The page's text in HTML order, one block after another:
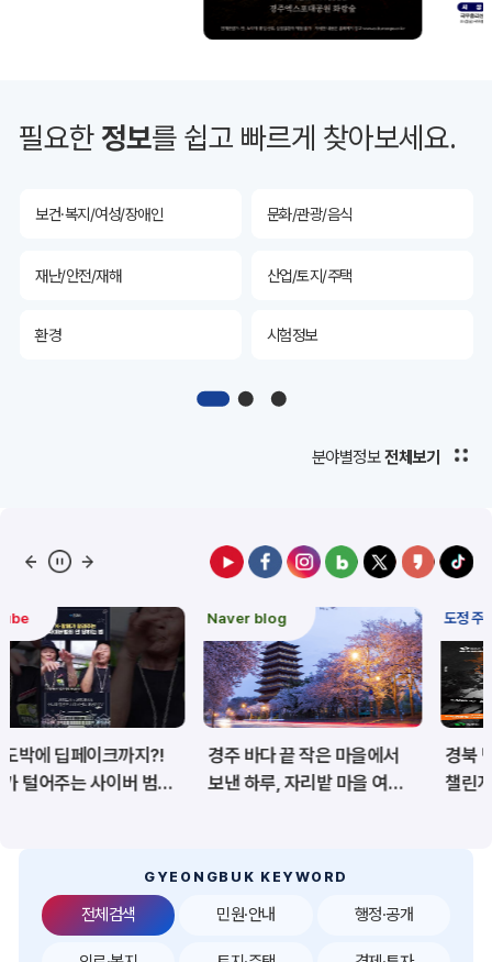
필요한정보를 쉽고 빠르게 찾아보세요.
공공데이터&통계
산림 해양/수산
보건·복지/여성/장애인 문화/관광/음식
재난/안전/재해 산업/토지/주택
환경 시험정보
디지털아카이브
공공데이터&통계
산림 해양/수산
보건·복지/여성/장애인 문화/관광/음식
재난/안전/재해 산업/토지/주택
환경 시험정보
공공데이터&통계
분야별정보 전체보기
Naver blog
경주 바다 끝 작은 마을에서
보낸 하루, 자리밭 마을 여름
도정 주요이슈
경북 백두대간 트레일6
챌린지, 6월 20일 상주서
GYEONGBUK KEYWORD
전체검색 민원·안내 행정·공개